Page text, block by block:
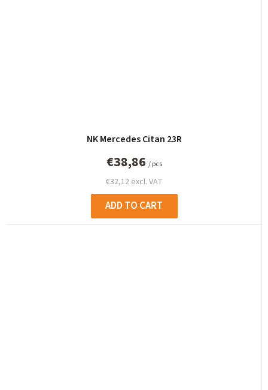
NK Mercedes Citan 23R
€32,12 excl. VAT
€38,86 / pcs
ADD TO CART